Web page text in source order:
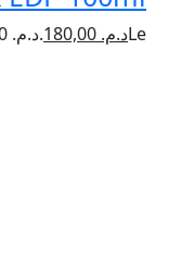
Le prix initial était : د.م. 250,00. د.م.Le